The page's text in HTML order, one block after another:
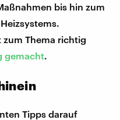
bis hin zum
zum Thema richtig
gemacht.
Tipps darauf